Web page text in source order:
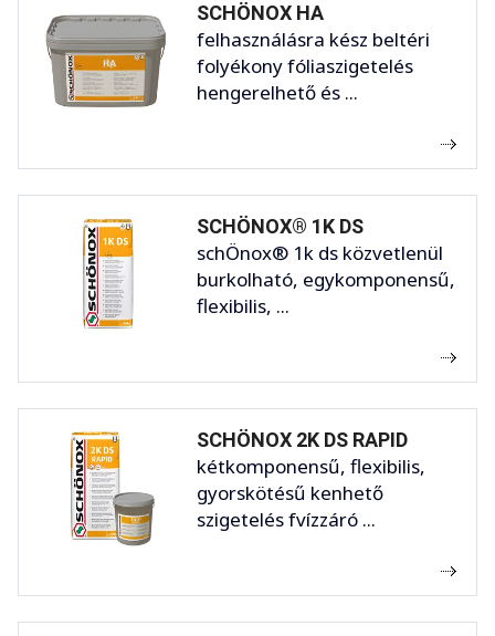
SCHÖNOX HA
felhasználásra kész beltéri
folyékony fóliaszigetelés
hengerelhető és ...
SCHÖNOX® 1K DS
schÖnox® 1k ds közvetlenül
burkolható, egykomponensű,
flexibilis, ...
SCHÖNOX 2K DS RAPID
kétkomponensű, flexibilis,
gyorskötésű kenhető
szigetelés fvízzáró ...